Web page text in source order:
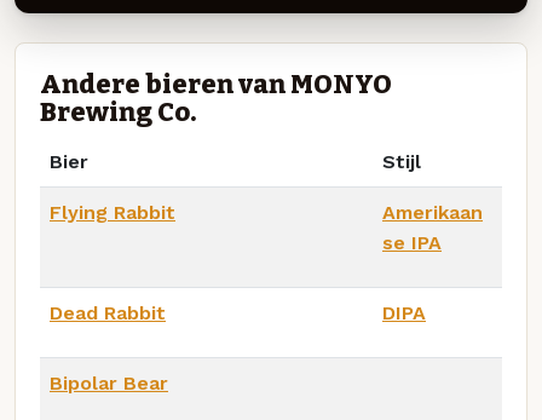
Andere bieren van MONYO
Brewing Co.
Bier Stijl
Flying Rabbit
Amerikaan
se IPA
Dead Rabbit DIPA
Bipolar Bear